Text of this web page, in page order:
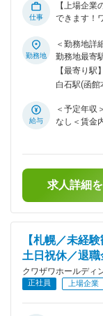
仕事
【上場企
できます！
務・研修な
きます。 具
検討いたし
移行したこ
プ会社研修
善など、会
メンバーが多く
業の人事職
仕事に挑戦
多数あり、
勤務地
＜勤務地詳
勤務地最寄
禁煙変更の
【最寄り駅】
白石駅(函館
給与
＜予定年収
なし＜賃金
回（7月・
通じて上下
求人詳細
【札幌／未経
土日祝休／退
クワザワホールディ
正社員 上場企業